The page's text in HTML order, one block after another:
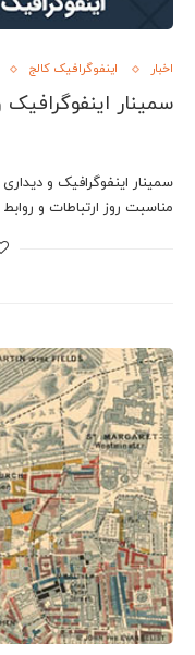
اخبار اینفوگرافیک کالج
سمینار
مناسبت روز ارتباطات و